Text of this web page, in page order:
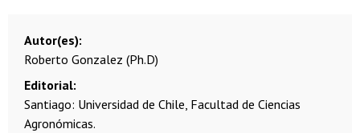
Autor(es)
Roberto Gonzalez (Ph.D)
Editorial
Santiago: Universidad de Chile, Facultad de Ciencias
Agronómicas.